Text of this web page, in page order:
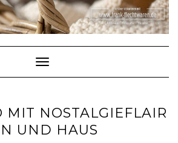
Toggle Navigation
MIT NOSTALGIEFLAIR
UND HAUS